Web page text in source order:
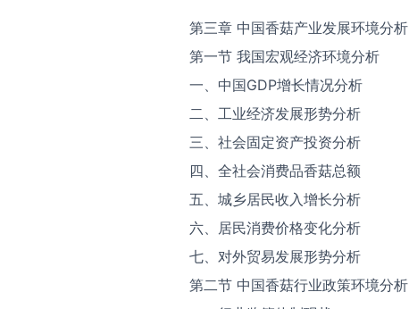
第三章 中国香菇产业发展环境分析
第一节 我国宏观经济环境分析
一、中国GDP增长情况分析
二、工业经济发展形势分析
三、社会固定资产投资分析
四、全社会消费品香菇总额
五、城乡居民收入增长分析
六、居民消费价格变化分析
七、对外贸易发展形势分析
第二节 中国香菇行业政策环境分析